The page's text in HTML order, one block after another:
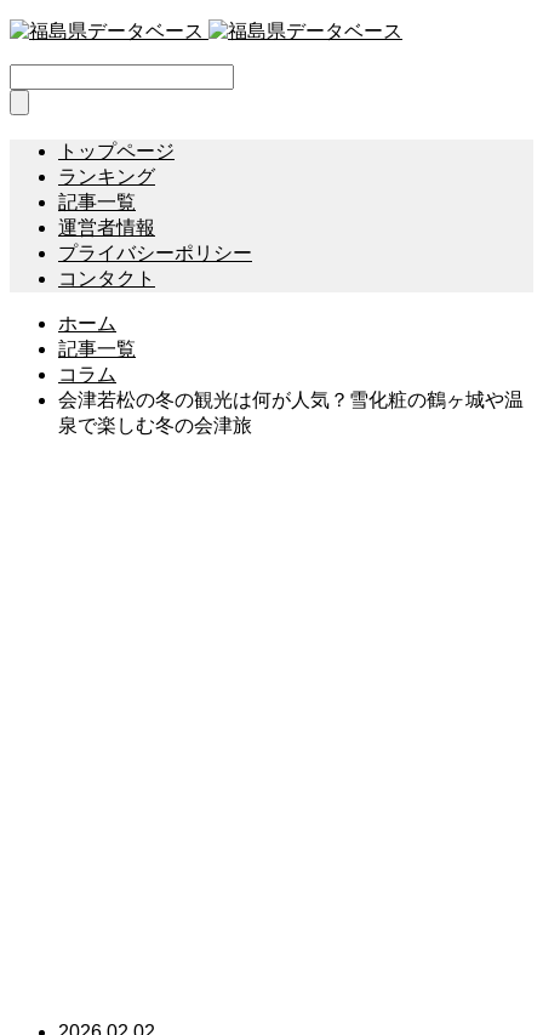
トップページ
ランキング
記事一覧
運営者情報
プライバシーポリシー
コンタクト
ホーム
記事一覧
コラム
会津若松の冬の観光は何が人気？雪化粧の鶴ヶ城や温
泉で楽しむ冬の会津旅